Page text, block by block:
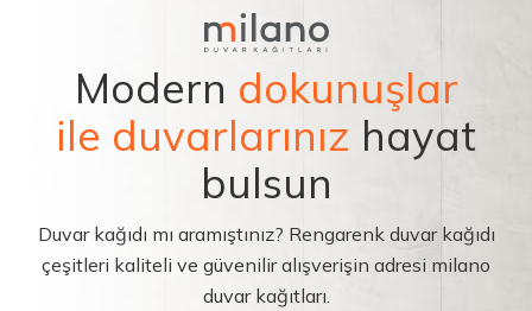
Modern dokunuşlar
ile duvarlarınız hayat
bulsun
Duvar kağıdı mı aramıştınız? Rengarenk duvar kağıdı
çeşitleri kaliteli ve güvenilir alışverişin adresi milano
duvar kağıtları.